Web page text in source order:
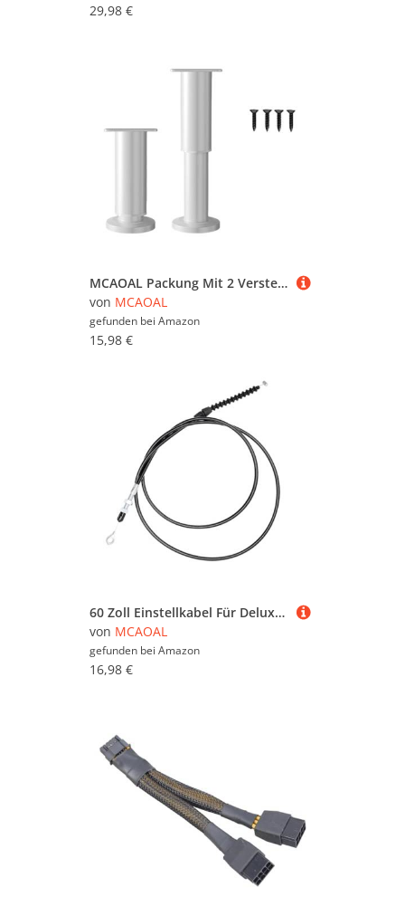
29,98 €
MCAOAL Packung Mit 2 Verstellbaren Stahlmöbeln Beine Sofa Couch Beine Stoßdämpferung Fußpolster Für Schreibtisch Couches Regale & Kommode Couchtisch Couchtisch
von MCAOAL
gefunden bei Amazon
15,98 €
60 Zoll Einstellkabel Für Deluxe 24in 27in 28in 30in; Deluxe Track 24in Modelle Edelstahlverstärkte Design Deflexist Kabel
von MCAOAL
gefunden bei Amazon
16,98 €